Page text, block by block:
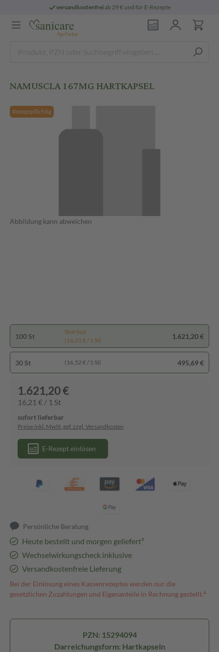
versandkostenfreiab 29 € und für E-Rezepte
NAMUSCLA 167MG HARTKAPSEL
Rezeptpflichtig
Abbildung kann abweichen
100 St
Spartipp
(16,21 € / 1 St)
1.621,20 €
30 St (16,52 € / 1 St) 495,69 €
1.621,20 €
16,21 € / 1 St
sofort lieferbar
Preise inkl. MwSt. ggf. zzgl. Versandkosten
E-Rezept einlösen
Persönliche Beratung
Heute bestellt und morgen geliefert³
Wechselwirkungscheck inklusive
Versandkostenfreie Lieferung
Bei der Einlösung eines Kassenrezeptes werden nur die
gesetzlichen Zuzahlungen und Eigenanteile in Rechnung gestellt.⁴
PZN: 15294094
Darreichungsform: Hartkapseln